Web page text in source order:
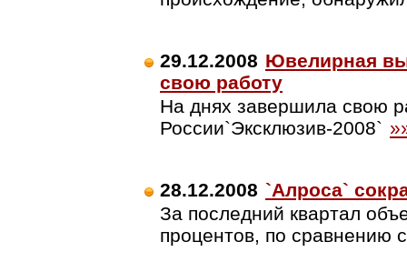
29.12.2008 Ювелирная
свою работу
На днях завершила свою
России`Эксклюзив-2008`
28.12.2008 `Алроса`
За последний квартал
процентов, по сравнению